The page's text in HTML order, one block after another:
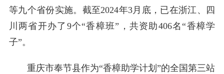
等九个省份实施。截至2024年3月底，已在浙江、四
川两省开办了9个“香樟班”，共资助406名“香樟学
子”。
重庆市奉节县作为“香樟助学计划”的全国第三站